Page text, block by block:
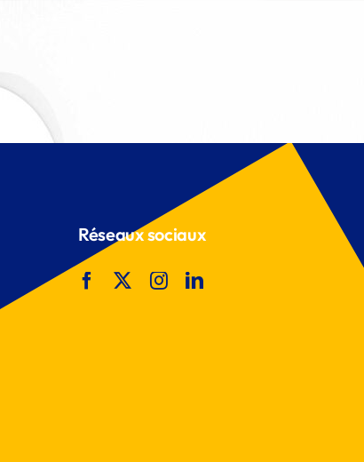
Réseaux sociaux